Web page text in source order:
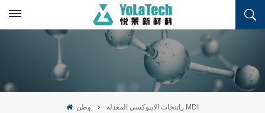
وطن راتنجات الايبوكسي المعدلة MDI